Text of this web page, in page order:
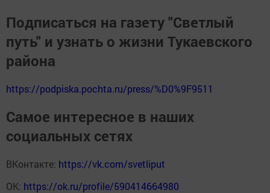
Подписаться на газету "Светлый
путь" и узнать о жизни Тукаевского
района
https://podpiska.pochta.ru/press/%D0%9F9511
Самое интересное в наших
социальных сетях
ВКонтакте: https://vk.com/svetliput
ОК: https://ok.ru/profile/590414664980